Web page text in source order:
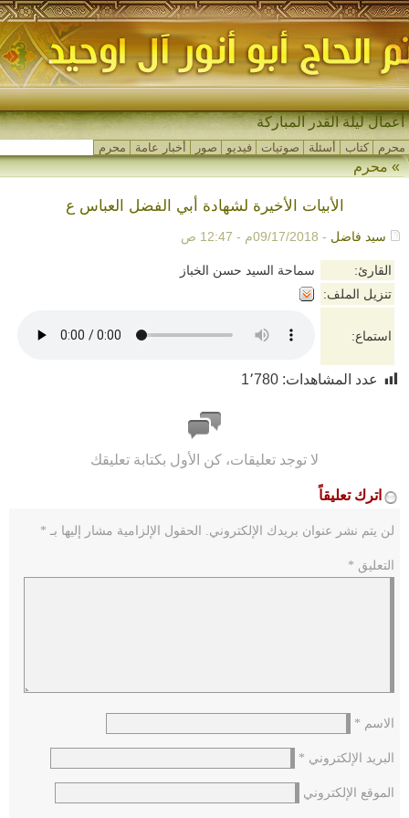
أعمال ليلة القدر المباركة
محرم كتاب أسئلة صوتيات فيديو صور أخبار عامة محرم
»محرم
الأبيات الأخيرة لشهادة أبي الفضل العباس ع
سيد فاضل - 09/17/2018م - 12:47 ص
القارئ:
سماحة السيد حسن الخباز
تنزيل الملف:
استماع:
عدد المشاهدات: 1٬780
لا توجد تعليقات، كن الأول بكتابة تعليقك
اترك تعليقاً
لن يتم نشر عنوان بريدك الإلكتروني. الحقول الإلزامية مشار إليها بـ *
التعليق *
الاسم *
البريد الإلكتروني *
الموقع الإلكتروني